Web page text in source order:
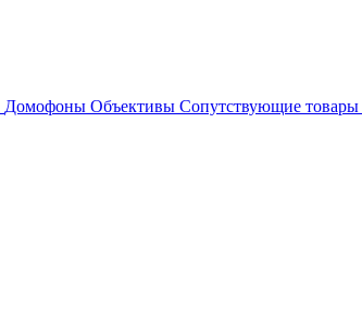
Домофоны Объективы Сопутствующие товары